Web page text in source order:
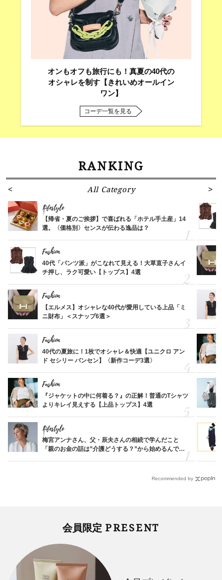
オンもオフも旅行にも！真夏の40代の
オシャレを制す【きれいめオールイン
ワン】
コーデ一覧を見る
RANKING
All Category
Lifestyle
【帰省・夏のご挨拶】で喜ばれる「ホテル手土産」14
選。〈価格別〉センスが伝わる逸品は？
Fashion
40代「パンツ派」がこなれて見える！大草直子さんイ
チ押し、ラク可愛い【トップス】4選
Fashion
【エルメス】オシャレな40代が愛用している上品「ミ
ニ財布」＜スナップ6選＞
Fashion
40代の夏旅に！1枚でオシャレ＆快適【ユニクロ アン
ド セシリー バンセン】〈新作コーデ3選〉
Fashion
『ジャケットの中に何着る？』の正解！普通のTシャツ
よりキレイ見えする【上品トップス】4選
Lifestyle
梅宮アンナさん、父・辰夫さんの相続で学んだこと
「親のお金の話は”介護どうする？”から始めるんで
Recommended by
会員限定 PRESENT